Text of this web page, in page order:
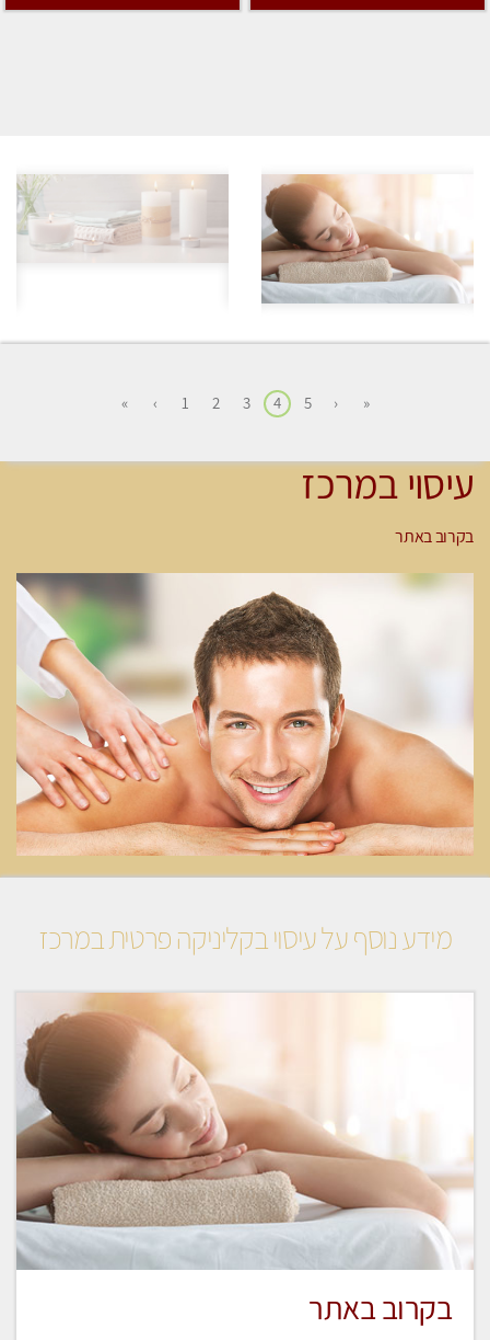
«
‹
5
4
3
2
1
›
»
עיסוי במרכז
בקרוב באתר
מידע נוסף על עיסוי בקליניקה פרטית במרכז
בקרוב באתר